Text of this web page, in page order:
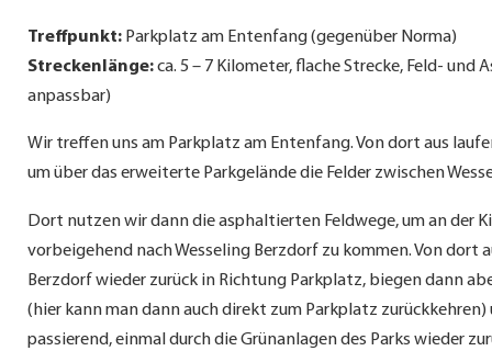
Treffpunkt: Parkplatz am Entenfang (gegenüber Norma)
Streckenlänge:ca. 5 – 7 Kilometer, flache Strecke, Feld-
anpassbar)
Wir treffen uns am Parkplatz am Entenfang. Von dort aus
um über das erweiterte Parkgelände die Felder zwischen
Dort nutzen wir dann die asphaltierten Feldwege, um an der
vorbeigehend nach Wesseling Berzdorf zu kommen. Von dort
Berzdorf wieder zurück in Richtung Parkplatz, biegen dann
(hier kann man dann auch direkt zum Parkplatz zurückkehren)
passierend, einmal durch die Grünanlagen des Parks wieder